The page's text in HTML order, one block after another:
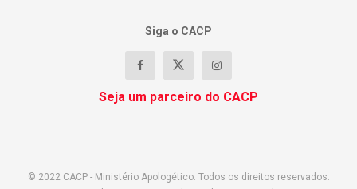
Siga o CACP
Seja um parceiro do CACP
© 2022 CACP - Ministério Apologético. Todos os direitos reservados.